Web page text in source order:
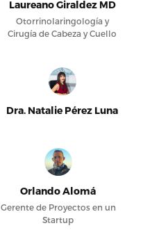
Laureano Giraldez MD
Otorrinolaringología y
Cirugía de Cabeza y Cuello
Dra. Natalie Pérez Luna
Orlando Alomá
Gerente de Proyectos en un
Startup